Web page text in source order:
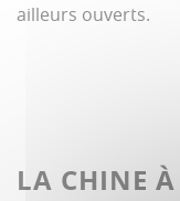
ailleurs ouverts.
LA CHINE